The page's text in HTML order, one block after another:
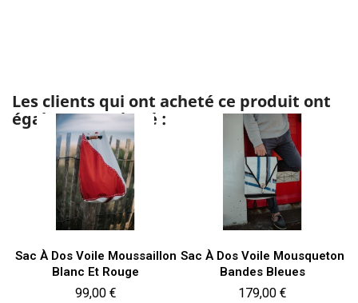
Les clients qui ont acheté ce produit ont
également acheté :
Sac À Dos Voile Moussaillon
Blanc Et Rouge
Prix
99,00 €
Sac À Dos Voile Mousqueton
Bandes Bleues
Prix
179,00 €